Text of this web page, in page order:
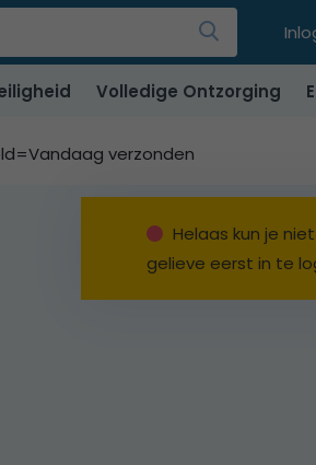
Volledige Ontzorging
verzonden
Helaas kun je
gelieve eerst in te